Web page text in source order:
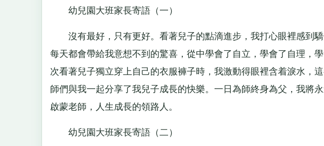
幼兒園大班家長寄語（一）
沒有最好，只有更好。看著兒子的點滴進步，我打心眼裡感到驕
每天都會帶給我意想不到的驚喜，從中學會了自立，學會了自理，
次看著兒子獨立穿上自己的衣服褲子時，我激動得眼裡含着淚水，
師們與我一起分享了我兒子成長的快樂。一日為師終身為父，我
啟蒙老師，人生成長的領路人。
幼兒園大班家長寄語（二）